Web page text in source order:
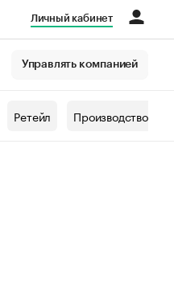
Личный кабинет
Управлять компанией
Ретейл Производство